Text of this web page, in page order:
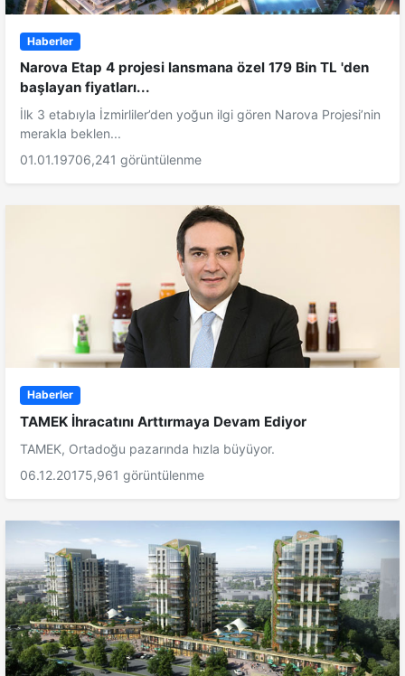
Haberler
Narova Etap 4 projesi lansmana özel 179 Bin TL 'den
başlayan fiyatları...
İlk 3 etabıyla İzmirliler’den yoğun ilgi gören Narova Projesi’nin
merakla beklen...
01.01.19706,241 görüntülenme
Haberler
TAMEK İhracatını Arttırmaya Devam Ediyor
TAMEK, Ortadoğu pazarında hızla büyüyor.
06.12.20175,961 görüntülenme